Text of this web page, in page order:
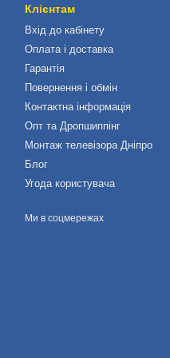
Клієнтам
Вхід до кабінету
Оплата і доставка
Гарантія
Повернення і обмін
Контактна інформація
Опт та Дропшиппінг
Монтаж телевізора Дніпро
Блог
Угода користувача
Ми в соцмережах